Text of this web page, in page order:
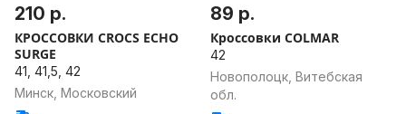
210 р.
КРОССОВКИ CROCS ECHO
SURGE
41, 41,5, 42
Минск, Московский
89 р.
Кроссовки COLMAR
42
Новополоцк, Витебская
обл.